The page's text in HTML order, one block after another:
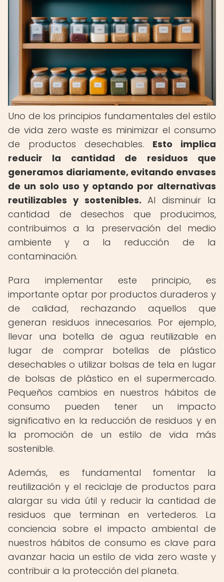
Uno de los principios fundamentales del estilo
de vida zero waste es minimizar el consumo
de productos desechables. Esto implica
reducir la cantidad de residuos que
generamos diariamente, evitando envases
de un solo uso y optando por alternativas
reutilizables y sostenibles. Al disminuir la
cantidad de desechos que producimos,
contribuimos a la preservación del medio
ambiente y a la reducción de la
contaminación.
Para implementar este principio, es
importante optar por productos duraderos y
de calidad, rechazando aquellos que
generan residuos innecesarios. Por ejemplo,
llevar una botella de agua reutilizable en
lugar de comprar botellas de plástico
desechables o utilizar bolsas de tela en lugar
de bolsas de plástico en el supermercado.
Pequeños cambios en nuestros hábitos de
consumo pueden tener un impacto
significativo en la reducción de residuos y en
la promoción de un estilo de vida más
sostenible.
Además, es fundamental fomentar la
reutilización y el reciclaje de productos para
alargar su vida útil y reducir la cantidad de
residuos que terminan en vertederos. La
conciencia sobre el impacto ambiental de
nuestros hábitos de consumo es clave para
avanzar hacia un estilo de vida zero waste y
contribuir a la protección del planeta.